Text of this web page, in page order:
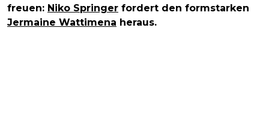
freuen: Niko Springer fordert den formstarken
Jermaine Wattimena heraus.